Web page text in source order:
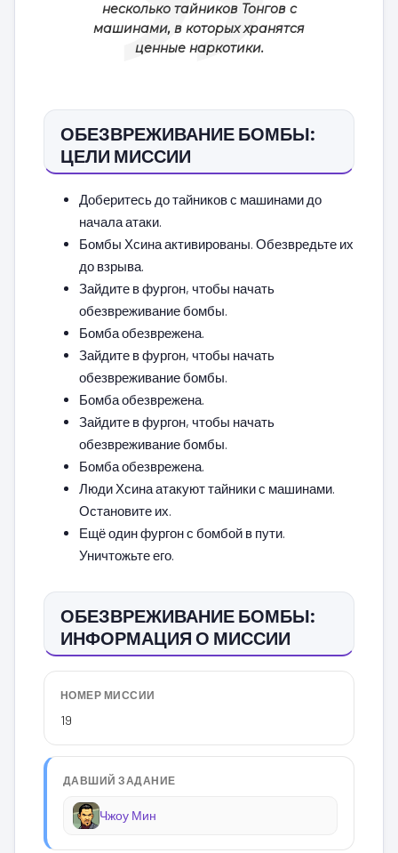
несколько тайников Тонгов с
машинами, в которых хранятся
ценные наркотики.
ОБЕЗВРЕЖИВАНИЕ БОМБЫ:
ЦЕЛИ МИССИИ
Доберитесь до тайников с машинами до
начала атаки.
Бомбы Хсина активированы. Обезвредьте их
до взрыва.
Зайдите в фургон, чтобы начать
обезвреживание бомбы.
Бомба обезврежена.
Зайдите в фургон, чтобы начать
обезвреживание бомбы.
Бомба обезврежена.
Зайдите в фургон, чтобы начать
обезвреживание бомбы.
Бомба обезврежена.
Люди Хсина атакуют тайники с машинами.
Остановите их.
Ещё один фургон с бомбой в пути.
Уничтожьте его.
ОБЕЗВРЕЖИВАНИЕ БОМБЫ:
ИНФОРМАЦИЯ О МИССИИ
НОМЕР МИССИИ
19
ДАВШИЙ ЗАДАНИЕ
Чжоу Мин